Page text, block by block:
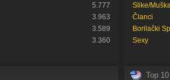
5.777
3.963
3.589
3.360
Slike/
Članci
Borilački
Sexy
Top